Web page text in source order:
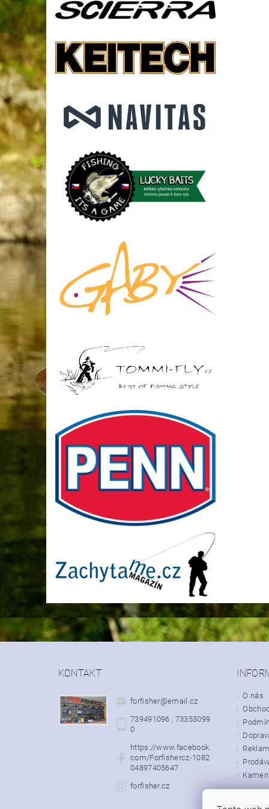
KONTAKT
forfisher@email.cz
739491096 , 73353099
0
https://www.facebook.
com/Forfishercz-1082
04897405647
forfisher.cz
O nás